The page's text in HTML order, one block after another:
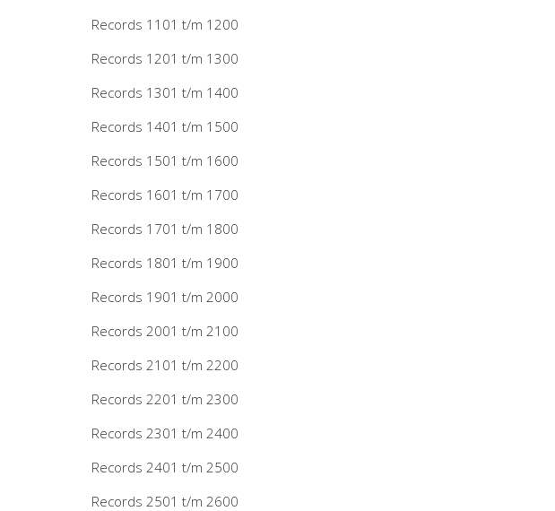
Records 1101 t/m 1200
Records 1201 t/m 1300
Records 1301 t/m 1400
Records 1401 t/m 1500
Records 1501 t/m 1600
Records 1601 t/m 1700
Records 1701 t/m 1800
Records 1801 t/m 1900
Records 1901 t/m 2000
Records 2001 t/m 2100
Records 2101 t/m 2200
Records 2201 t/m 2300
Records 2301 t/m 2400
Records 2401 t/m 2500
Records 2501 t/m 2600